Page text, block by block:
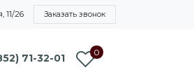
11/26 Заказать звонок
71-32-01 0